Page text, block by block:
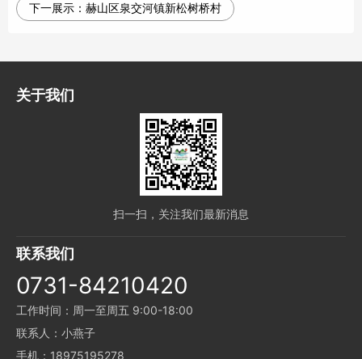
下一展示： 赫山区泉交河镇新松树桥村
关于我们
扫一扫，关注我们最新消息
联系我们
0731-84210420
工作时间：周一至周五 9:00-18:00
联系人：小燕子
手机：18975195278